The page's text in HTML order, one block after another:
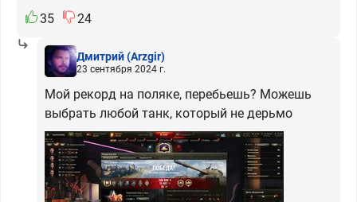
35
24
Дмитрий(Arzgir)
23 сентября 2024 г.
Мой рекорд на поляке, перебьешь? Можешь
выбрать любой танк, который не дерьмо